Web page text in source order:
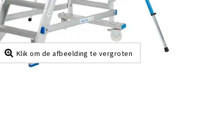
Klik om de afbeelding te vergroten